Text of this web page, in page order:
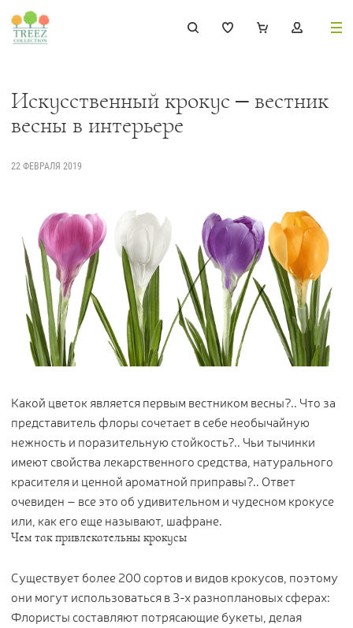
Каталог
Деревья 239
Растения, кусты, мох и трава 221
Ампельные растения 70
Кашпо 259
Дизайнерские композиции 17
Цветы 123
Готовые решения от Treez
Алфавитный указатель
Прайс-листы и каталоги
Искусственный крокус – вестник
весны в интерьере
22 ФЕВРАЛЯ 2019
Какой цветок является первым вестником весны?.. Что за
представитель флоры сочетает в себе необычайную
нежность и поразительную стойкость?.. Чьи тычинки
имеют свойства лекарственного средства, натурального
красителя и ценной ароматной приправы?.. Ответ
очевиден – все это об удивительном и чудесном крокусе
или, как его еще называют, шафране.
Чем так привлекательны крокусы
Существует более 200 сортов и видов крокусов, поэтому
они могут использоваться в 3-х разноплановых сферах:
Флористы составляют потрясающие букеты, делая